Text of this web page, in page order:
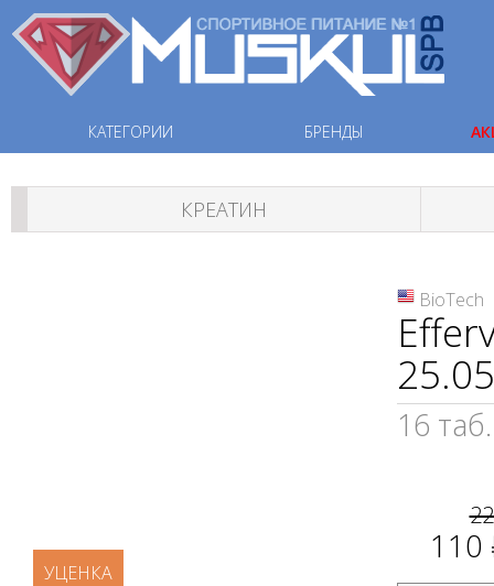
КАТЕГОРИИ БРЕНДЫ
КРЕАТИН
УЦЕНКА
BioTech
16 таб.
110